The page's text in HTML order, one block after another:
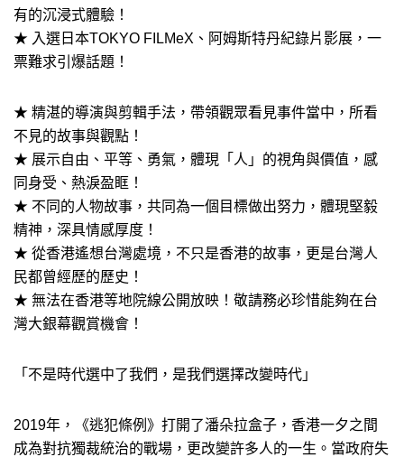
有的沉浸式體驗！
★ 入選日本TOKYO FILMeX、阿姆斯特丹紀錄片影展，一
票難求引爆話題！
★ 精湛的導演與剪輯手法，帶領觀眾看見事件當中，所看
不見的故事與觀點！
★ 展示自由、平等、勇氣，體現「人」的視角與價值，感
同身受、熱淚盈眶！
★ 不同的人物故事，共同為一個目標做出努力，體現堅毅
精神，深具情感厚度！
★ 從香港遙想台灣處境，不只是香港的故事，更是台灣人
民都曾經歷的歷史！
★ 無法在香港等地院線公開放映！敬請務必珍惜能夠在台
灣大銀幕觀賞機會！
「不是時代選中了我們，是我們選擇改變時代」
2019年，《逃犯條例》打開了潘朵拉盒子，香港一夕之間
成為對抗獨裁統治的戰場，更改變許多人的一生。當政府失